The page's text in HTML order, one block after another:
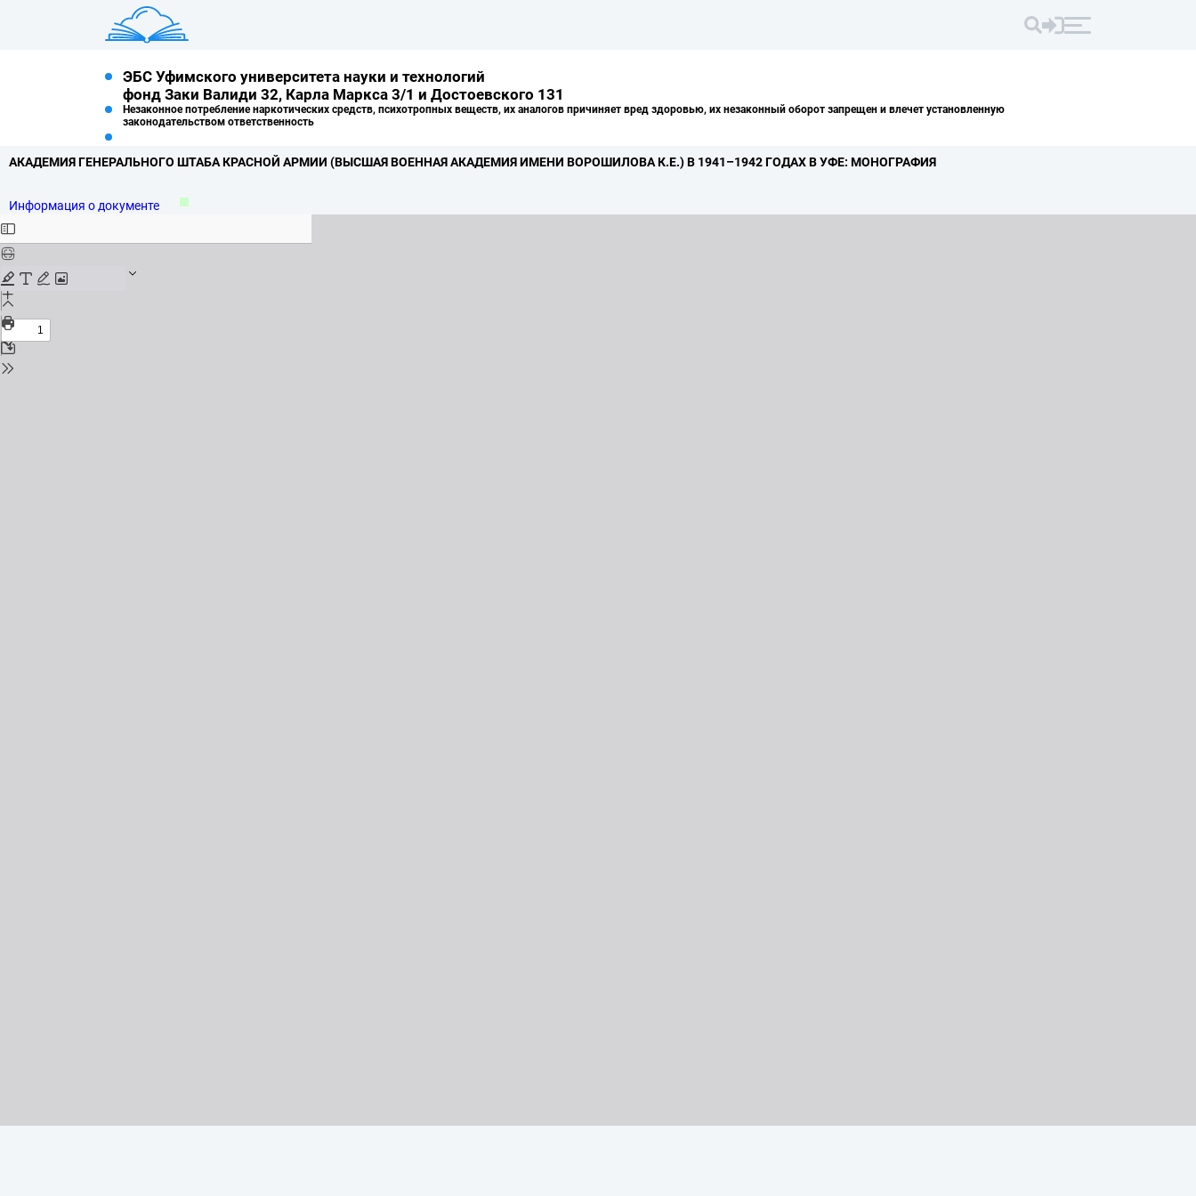
ЭБС Уфимского университета науки и технологий
фонд Заки Валиди 32, Карла Маркса 3/1 и Достоевского 131
Незаконное потребление наркотических средств, психотропных веществ, их аналогов причиняет вред здоровью, их незаконный оборот запрещен и влечет установленную
законодательством ответственность
АКАДЕМИЯ ГЕНЕРАЛЬНОГО ШТАБА КРАСНОЙ АРМИИ (ВЫСШАЯ ВОЕННАЯ АКАДЕМИЯ ИМЕНИ ВОРОШИЛОВА К.Е.) В 1941–1942 ГОДАХ В УФЕ: МОНОГРАФИЯ
Информация о документе